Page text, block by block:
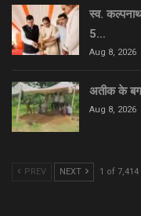
स्व.
5…
Aug 8, 2026
अतीक के
Aug 8, 2026
PREV NEXT 1 of 7,414